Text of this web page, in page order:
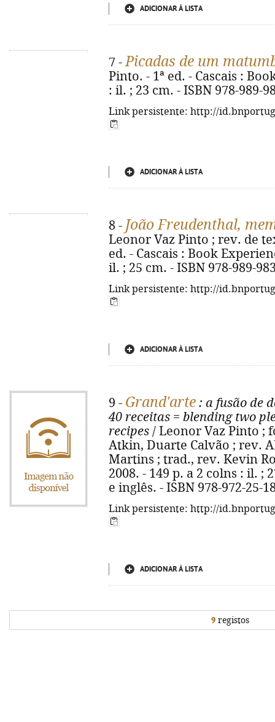
ADICIONAR À LISTA
7 -Picadas de um
Pinto. - 1ª ed. - Cascais :
: il. ; 23 cm. - ISBN 978-989-
Link persistente: http://
ADICIONAR À LISTA
8 - João Freudenthal,
Leonor Vaz Pinto ; rev. de
ed. - Cascais : Book
il. ; 25 cm. - ISBN 978-989-
Link persistente: http://
ADICIONAR À LISTA
9 - Grand'arte : a fusão de
40 receitas = blending two
recipes / Leonor Vaz Pinto ;
Atkin, Duarte Calvão ; rev.
Martins ; trad., rev. Kevin
2008. - 149 p. a 2 colns : il. ;
e inglês. - ISBN 978-972-25-
Link persistente: http://
ADICIONAR À LISTA
9 registos